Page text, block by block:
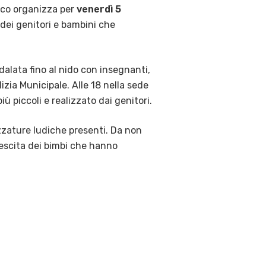
organizza per venerdì 5
genitori e bambini che
fino al nido con insegnanti,
Municipale. Alle 18 nella sede
piccoli e realizzato dai genitori.
ludiche presenti. Da non
dei bimbi che hanno